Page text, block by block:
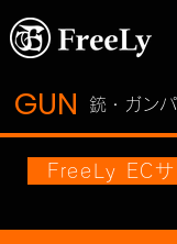
GUN 銃・ガン
FreeLy ECサ